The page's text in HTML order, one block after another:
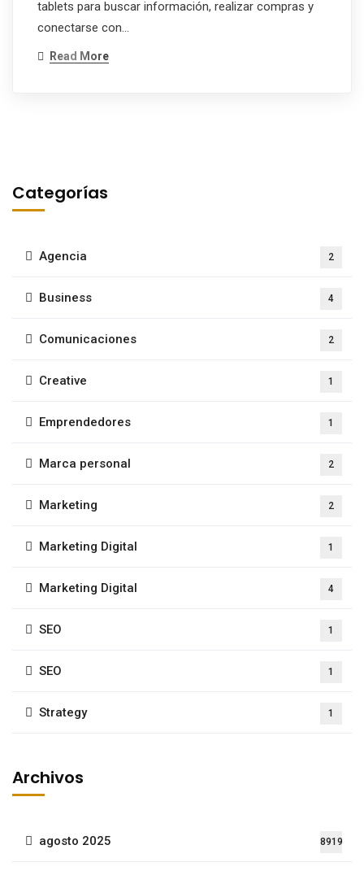
tablets para buscar información, realizar compras y
conectarse con…
Read More
Categorías
Agencia 2
Business 4
Comunicaciones 2
Creative 1
Emprendedores 1
Marca personal 2
Marketing 2
Marketing Digital 1
Marketing Digital 4
SEO 1
SEO 1
Strategy 1
Archivos
agosto 2025 8919